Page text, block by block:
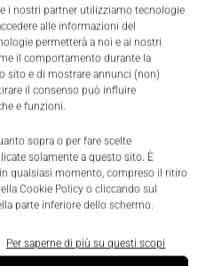
i nostri partner utilizziamo tecnologie
alle informazioni del
permetterà a noi e ai nostri
il comportamento durante la
sito e di mostrare annunci (non)
il consenso può influire
e funzioni.
sopra o per fare scelte
solamente a questo sito. È
qualsiasi momento, compreso il ritiro
Cookie Policy o cliccando sul
parte inferiore dello schermo.
Per saperne di più su questi scopi
⇢